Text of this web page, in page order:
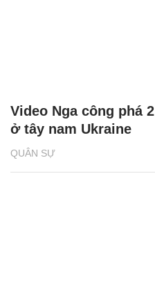
QUÂN SỰ
Video Nga công phá
ở tây nam Ukraine